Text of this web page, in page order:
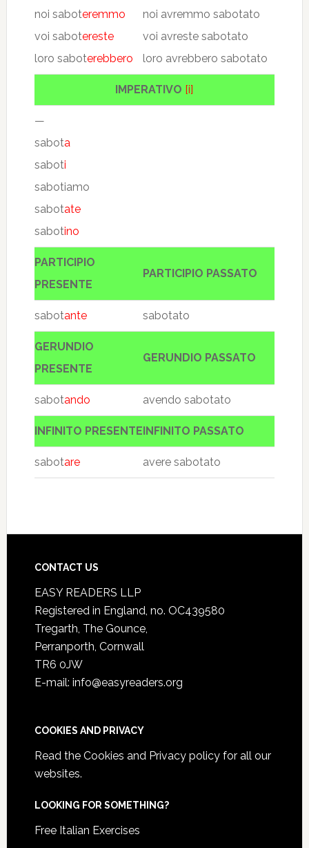
noi saboteremmo
voi sabotereste
loro saboterebbero
noi avremmo sabotato
voi avreste sabotato
loro avrebbero sabotato
IMPERATIVO [i]
—
sabota
saboti
sabotiamo
sabotate
sabotino
PARTICIPIO
PRESENTE
PARTICIPIO PASSATO
sabotante sabotato
GERUNDIO
PRESENTE
GERUNDIO PASSATO
sabotando avendo sabotato
INFINITO PRESENTEINFINITO PASSATO
sabotare avere sabotato
CONTACT US
EASY READERS LLP
Registered in England, no. OC439580
Tregarth, The Gounce,
Perranporth, Cornwall
TR6 0JW
E-mail: info@easyreaders.org
COOKIES AND PRIVACY
Read the Cookies and Privacy policyfor all our
websites.
LOOKING FOR SOMETHING?
Free Italian Exercises